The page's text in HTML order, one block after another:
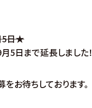
5日★
5日まで延長しました！
お待ちしております。